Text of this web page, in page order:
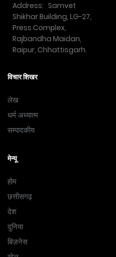
Address: Samvet
Shikhar Building, LG-27,
Press Complex,
Rajbandha Maidan,
Raipur, Chhattisgarh.
विचार शिखर
लेख
धर्म अध्यात्म
सम्पादकीय
मेन्यू
होम
छत्तीसगढ़
देश
दुनिया
बिज़नेस